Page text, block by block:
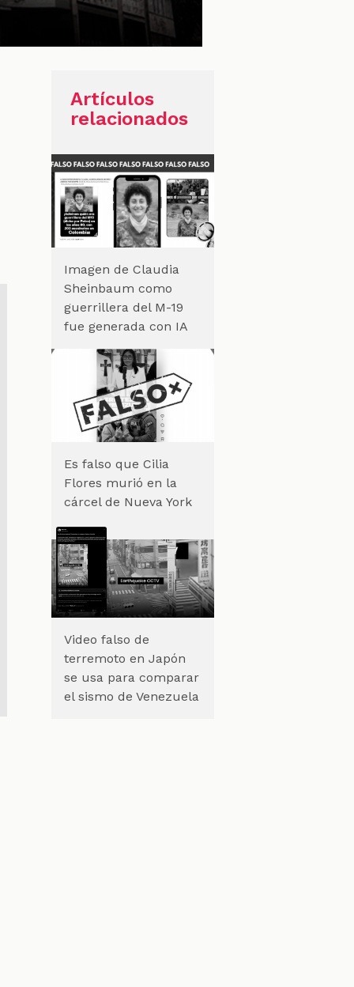
Artículos
relacionados
Imagen de Claudia
Sheinbaum como
guerrillera del M-19
fue generada con IA
Es falso que Cilia
Flores murió en la
cárcel de Nueva York
Video falso de
terremoto en Japón
se usa para comparar
el sismo de Venezuela